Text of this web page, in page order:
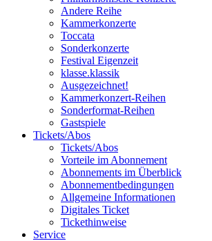
Andere Reihe
Kammerkonzerte
Toccata
Sonderkonzerte
Festival Eigenzeit
klasse.klassik
Ausgezeichnet!
Kammerkonzert-Reihen
Sonderformat-Reihen
Gastspiele
Tickets/Abos
Tickets/Abos
Vorteile im Abonnement
Abonnements im Überblick
Abonnement­bedingungen
Allgemeine Informationen
Digitales Ticket
Ticket­hinweise
Service